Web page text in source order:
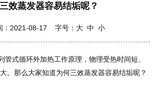
效蒸发器容易结垢呢？
：2021-08-17 字号： 大 中 小
式循环外加热工作原理，物理受热时间短、
。那么大家知道为何三效蒸发器容易结垢呢？